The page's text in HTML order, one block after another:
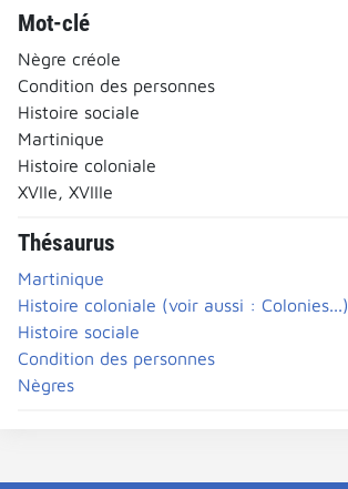
Mot-clé
Nègre créole
Condition des personnes
Histoire sociale
Martinique
Histoire coloniale
XVIIe, XVIIIe
Thésaurus
Martinique
Histoire coloniale (voir aussi : Colonies...)
Histoire sociale
Condition des personnes
Nègres